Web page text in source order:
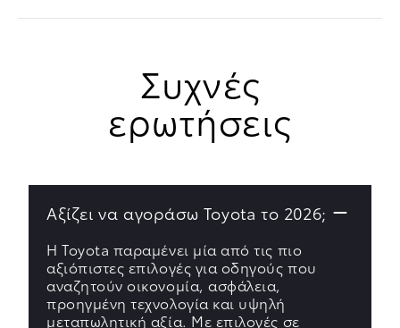
Συχνές
ερωτήσεις
Αξίζει να αγοράσω Toyota το 2026;
Η Toyota παραμένει μία από τις πιο
αξιόπιστες επιλογές για οδηγούς που
αναζητούν οικονομία, ασφάλεια,
προηγμένη τεχνολογία και υψηλή
μεταπωλητική αξία. Με επιλογές σε